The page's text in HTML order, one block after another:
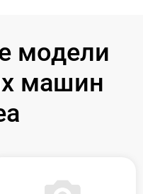
модели
машин